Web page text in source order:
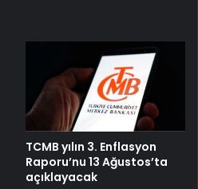
TCMB yılın 3. Enflasyon
Raporu’nu 13 Ağustos’ta
açıklayacak